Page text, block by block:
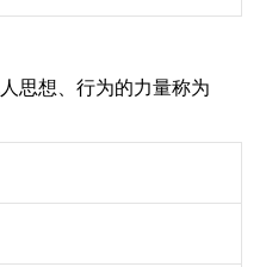
思想、行为的力量称为